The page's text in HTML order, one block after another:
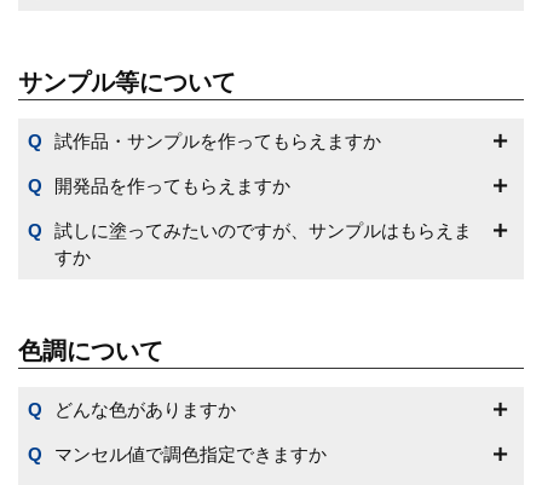
サンプル等について
試作品・サンプルを作ってもらえますか
開発品を作ってもらえますか
試しに塗ってみたいのですが、サンプルはもらえま
すか
色調について
どんな色がありますか
マンセル値で調色指定できますか